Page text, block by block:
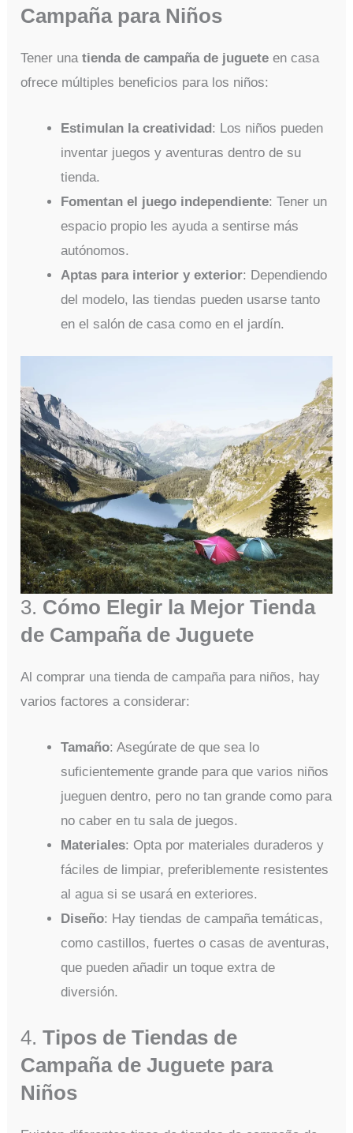
Campaña para Niños
Tener unatienda de campaña de juguete en casa
ofrece múltiples beneficios para los niños:
Estimulan la creatividad: Los niños pueden
inventar juegos y aventuras dentro de su
tienda.
Fomentan el juego independiente: Tener un
espacio propio les ayuda a sentirse más
autónomos.
Aptas para interior y exterior: Dependiendo
del modelo, las tiendas pueden usarse tanto
en el salón de casa como en el jardín.
3. Cómo Elegir la Mejor Tienda
de Campaña de Juguete
Al comprar una tienda de campaña para niños, hay
varios factores a considerar:
Tamaño: Asegúrate de que sea lo
suficientemente grande para que varios niños
jueguen dentro, pero no tan grande como para
no caber en tu sala de juegos.
Materiales: Opta por materiales duraderos y
fáciles de limpiar, preferiblemente resistentes
al agua si se usará en exteriores.
Diseño: Hay tiendas de campaña temáticas,
como castillos, fuertes o casas de aventuras,
que pueden añadir un toque extra de
diversión.
4.Tipos de Tiendas de
Campaña de Juguete para
Niños